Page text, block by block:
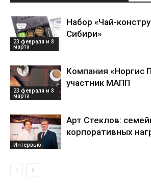
23 февраля и 8
марта
Набор «Чай-
Сибири»
23 февраля и 8
марта
Компания «Норгис
участник МАПП
Интервью
Арт Стеклов:
корпоративных